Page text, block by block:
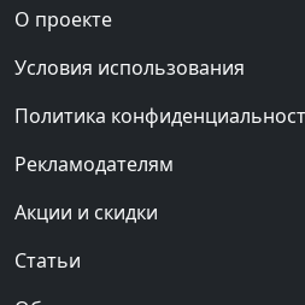
О проекте
Условия использования
Политика
Рекламодателям
Акции и скидки
Статьи